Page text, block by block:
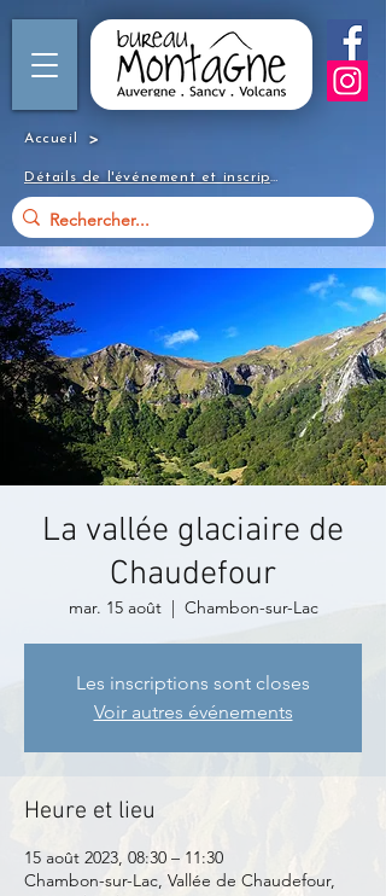
Accueil >
Détails de l'événement et inscription
La vallée glaciaire de
Chaudefour
mar. 15 août
  |
Chambon-sur-Lac
Les inscriptions sont closes
Voir autres événements
Heure et lieu
15 août 2023, 08:30 – 11:30
Chambon-sur-Lac, Vallée de Chaudefour,